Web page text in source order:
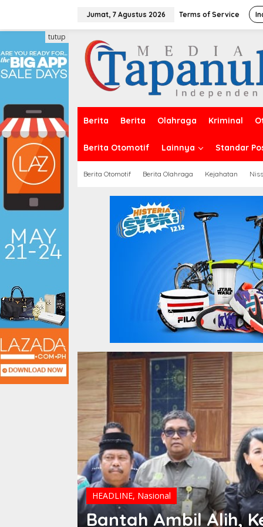
Jumat, 7 Agustus 2026 Terms of Service
Berita Berita Olahraga Kriminal
Berita Otomotif Lainnya Standar
Berita Otomotif Berita Olahraga Kejahatan
tutup
HEADLINE, Nasional
Bantah Ambil Alih,